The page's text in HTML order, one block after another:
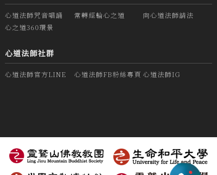
心道法師咒音唱誦 常轉經輪心之道
向心道法師請法
心之道360環景
心道法師社群
心道法師官方LINE 心道法師FB粉絲專頁 心道法師IG